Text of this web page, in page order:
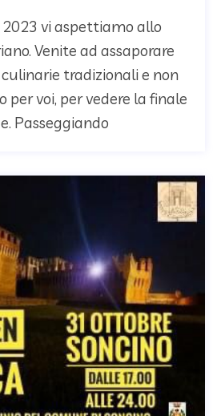
vi aspettiamo allo
Venite ad assaporare
tradizionali e non
per voi, per vedere la finale
Passeggiando